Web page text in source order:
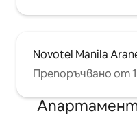
Novotel Manila
Препоръчвано от